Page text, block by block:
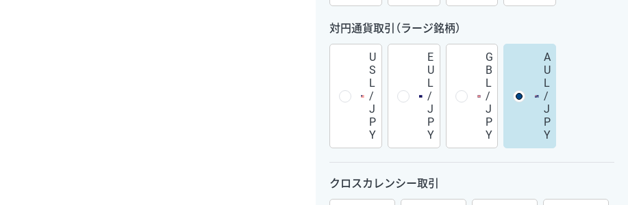
対円通貨取引（ラージ銘柄）
U
S
L
/
J
P
Y
E
U
L
/
J
P
Y
G
B
L
/
J
P
Y
A
U
L
/
J
P
Y
クロスカレンシー取引